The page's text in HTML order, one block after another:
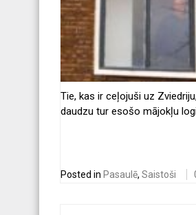
Tie, kas ir ceļojuši uz
daudzu tur esošo mājokļu
dīvains un neparasts, jo
Posted in Pasaulē, Saistoši